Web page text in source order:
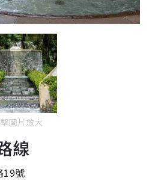
圖片放大
線
19號